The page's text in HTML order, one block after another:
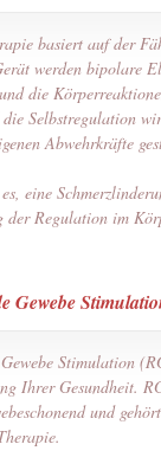
basiert auf der
werden bipolare
die
Selbstregulation
Abwehrkräfte
eine
der Regulation im
Gewebe
Stimulation
Ihrer Gesundheit.
und